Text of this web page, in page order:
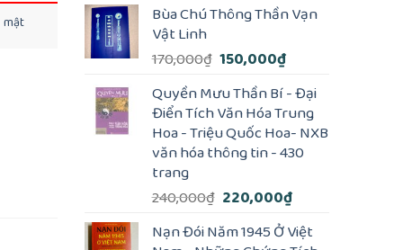
mật
là:
tại
Bùa Chú Thông Thần Vạn
Vật Linh
170,000₫ Giá
là:
170,000₫.
150,000₫Giá
tại
là:
150,000₫.
Quyền Mưu Thần Bí - Đại
Điển Tích Văn Hóa Trung
Hoa - Triệu Quốc Hoa- NXB
văn hóa thông tin - 430
trang
240,000₫ Giá
là:
220,000₫Giá
tại
Nạn Đói Năm 1945 Ở Việt